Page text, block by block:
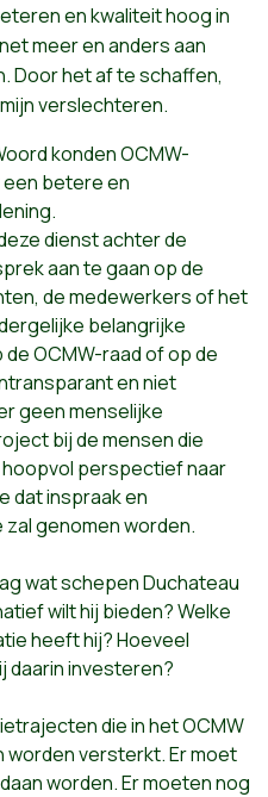
enkwaliteithoogin
netmeerenandersaan
. Doorhetafteschaffen,
verslechteren.
konden OCMW-
betere en
dienst achter de
aan te gaan op de
de medewerkers of het
belangrijke
OCMW-raad of op de
en niet
geen menselijke
bij de mensen die
hoopvol perspectief naar
dat inspraak en
genomen worden.
wat schepen Duchateau
wilt hij bieden? Welke
heeft hij? Hoeveel
daarin investeren?
die in het OCMW
versterkt. Er moet
worden. Er moeten nog